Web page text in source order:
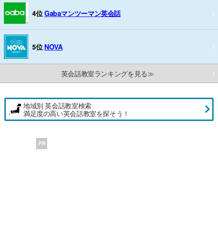
4位Gabaマンツーマン英会話
5位 NOVA
英会話教室ランキングを見る≫
地域別 英会話教室検索
満足度の高い英会話教室を探そう！
PR